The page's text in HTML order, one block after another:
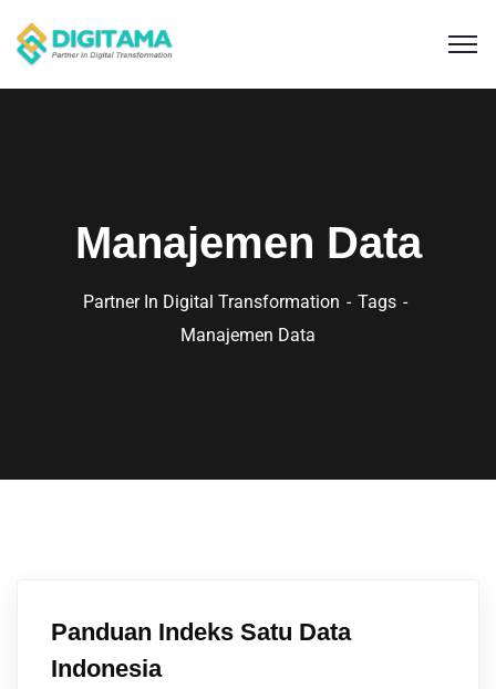
Manajemen Data
Partner In Digital Transformation
Tags
Manajemen Data
Panduan Indeks Satu Data
Indonesia